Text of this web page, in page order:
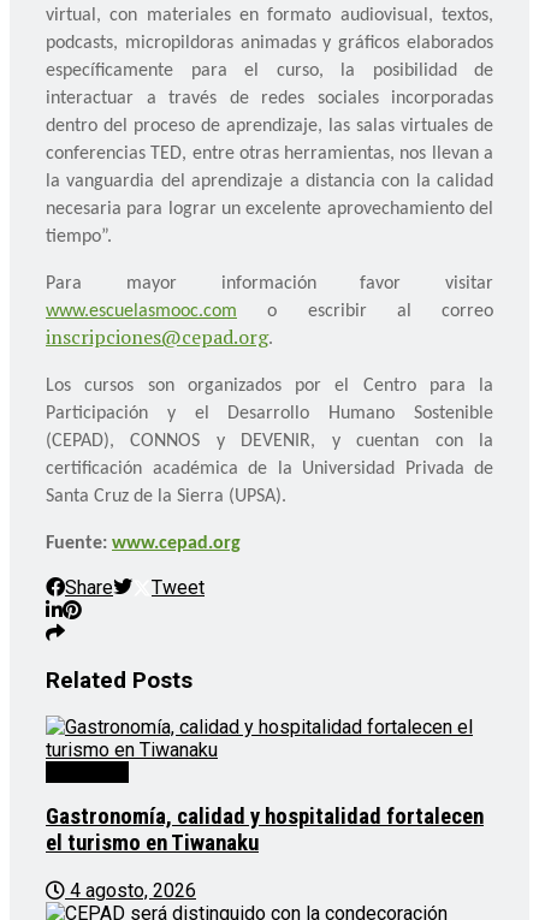
virtual, con materiales en formato audiovisual, textos,
podcasts, micropildoras animadas y gráficos elaborados
específicamente para el curso, la posibilidad de
interactuar a través de redes sociales incorporadas
dentro del proceso de aprendizaje, las salas virtuales de
conferencias TED, entre otras herramientas, nos llevan a
la vanguardia del aprendizaje a distancia con la calidad
necesaria para lograr un excelente aprovechamiento del
tiempo”.
Para mayor información favor visitar
www.escuelasmooc.com o escribir al correo
inscripciones@cepad.org.
Los cursos son organizados por el Centro para la
Participación y el Desarrollo Humano Sostenible
(CEPAD), CONNOS y DEVENIR, y cuentan con la
certificación académica de la Universidad Privada de
Santa Cruz de la Sierra (UPSA).
Fuente: www.cepad.org
Share Tweet
Related Posts
Gastronomía, calidad y hospitalidad fortalecen
el turismo en Tiwanaku
4 agosto, 2026